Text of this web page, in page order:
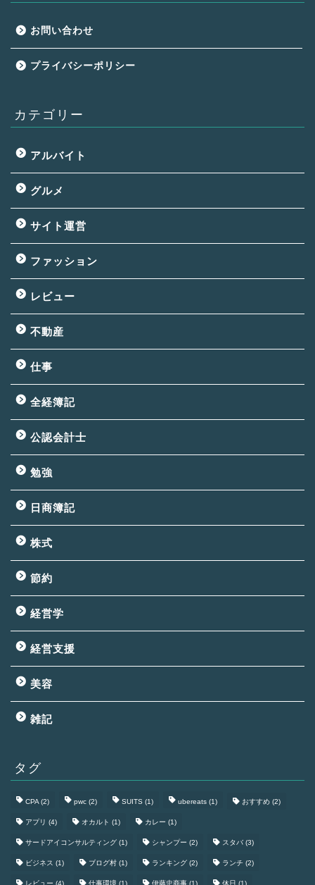
お問い合わせ
プライバシーポリシー
カテゴリー
アルバイト
グルメ
サイト運営
ファッション
レビュー
不動産
仕事
全経簿記
公認会計士
勉強
日商簿記
株式
節約
経営学
経営支援
美容
雑記
タグ
CPA (2) pwc (2) SUITS (1) ubereats (1) おすすめ (2)
アプリ (4) オカルト (1) カレー (1)
サードアイコンサルティング (1) シャンプー (2) スタバ (3)
ビジネス (1) ブログ村 (1) ランキング (2) ランチ (2)
レビュー (4) 仕事環境 (1) 伊藤忠商事 (1) 休日 (1)